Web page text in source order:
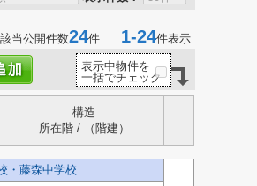
該当公開件数24件 1-24件表示
表示中物件を
一括でチェック
構造
所在階 / （階建）
・藤森中学校